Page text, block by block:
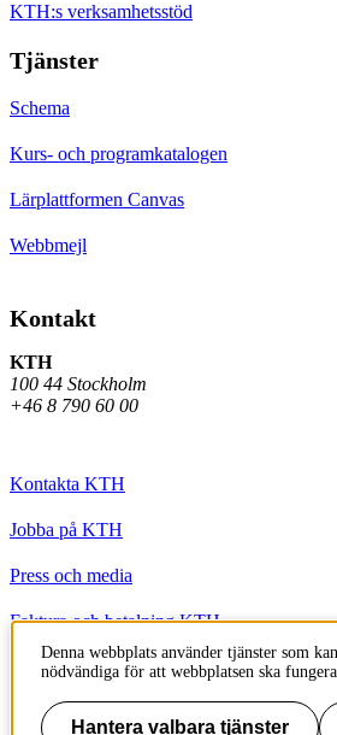
KTH:s verksamhetsstöd
Tjänster
Schema
Kurs- och programkatalogen
Lärplattformen Canvas
Webbmejl
Kontakt
KTH
100 44 Stockholm
+46 8 790 60 00
Kontakta KTH
Jobba på KTH
Press och media
Faktura och betalning KTH
Om KTH:s webbplatser
Tillgänglighetsredogörelse
Denna webbplats använder tjänster som
nödvändiga för att webbplatsen ska
Hantera valbara tjänster